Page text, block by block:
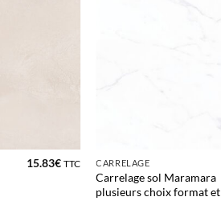
15.83€ TTC CARRELAGE
Carrelage sol Maramara
plusieurs choix format et